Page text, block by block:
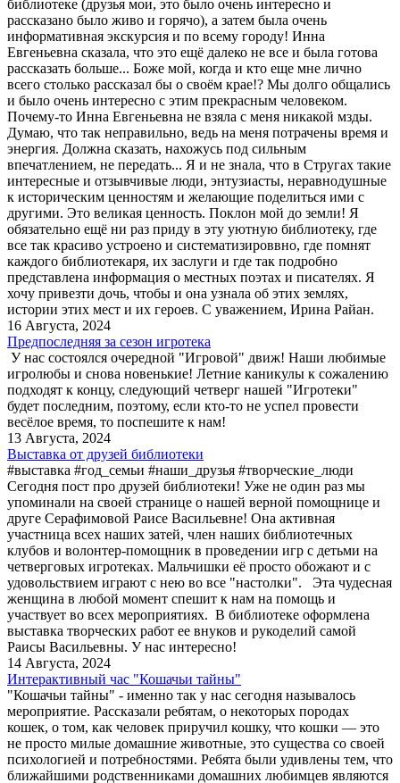
библиотеке (друзья мои, это было очень интересно и
рассказано было живо и горячо), а затем была очень
информативная экскурсия и по всему городу! Инна
Евгеньевна сказала, что это ещё далеко не все и была готова
рассказать больше... Боже мой, когда и кто еще мне лично
всего столько рассказал бы о своём крае!? Мы долго общались
и было очень интересно с этим прекрасным человеком.
Почему-то Инна Евгеньевна не взяла с меня никакой мзды.
Думаю, что так неправильно, ведь на меня потрачены время и
энергия. Должна сказать, нахожусь под сильным
впечатлением, не передать... Я и не знала, что в Стругах такие
интересные и отзывчивые люди, энтузиасты, неравнодушные
к историческим ценностям и желающие поделиться ими с
другими. Это великая ценность. Поклон мой до земли! Я
обязательно ещё ни раз приду в эту уютную библиотеку, где
все так красиво устроено и систематизироввно, где помнят
каждого библиотекаря, их заслуги и где так подробно
представлена информация о местных поэтах и писателях. Я
хочу привезти дочь, чтобы и она узнала об этих землях,
истории этих мест и их героев. С уважением, Ирина Райан.
16 Августа, 2024
Предпоследняя за сезон игротека
У нас состоялся очередной "Игровой" движ! Наши любимые
игролюбы и снова новенькие! Летние каникулы к сожалению
подходят к концу, следующий четверг нашей "Игротеки"
будет последним, поэтому, если кто-то не успел провести
весёлое время, то поспешите к нам!
13 Августа, 2024
Выставка от друзей библиотеки
#выставка #год_семьи #наши_друзья #творческие_люди
Сегодня пост про друзей библиотеки! Уже не один раз мы
упоминали на своей странице о нашей верной помощнице и
друге Серафимовой Раисе Васильевне! Она активная
участница всех наших затей, член наших библиотечных
клубов и волонтер-помощник в проведении игр с детьми на
четверговых игротеках. Мальчишки её просто обожают и с
удовольствием играют с нею во все "настолки". Эта чудесная
женщина в любой момент спешит к нам на помощь и
участвует во всех мероприятиях. В библиотеке оформлена
выставка творческих работ ее внуков и рукоделий самой
Раисы Васильевны. У нас интересно!
14 Августа, 2024
Интерактивный час "Кошачьи тайны"
"Кошачьи тайны" - именно так у нас сегодня называлось
мероприятие. Рассказали ребятам, о некоторых породах
кошек, о том, как человек приручил кошку, что кошки — это
не просто милые домашние животные, это существа со своей
психологией и потребностями. Ребята были удивлены тем, что
ближайшими родственниками домашних любимцев являются